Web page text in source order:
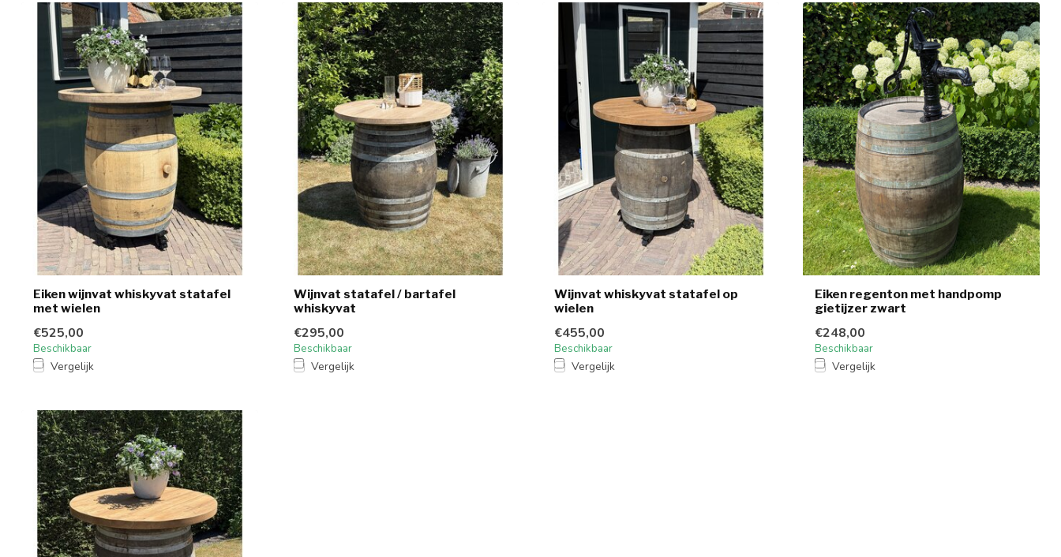
Eiken wijnvat whiskyvat statafel
met wielen
€525,00
Beschikbaar
Vergelijk
Wijnvat statafel / bartafel
whiskyvat
€295,00
Beschikbaar
Vergelijk
Wijnvat whiskyvat statafel op
wielen
€455,00
Beschikbaar
Vergelijk
Eiken regenton met handpomp
gietijzer zwart
€248,00
Beschikbaar
Vergelijk